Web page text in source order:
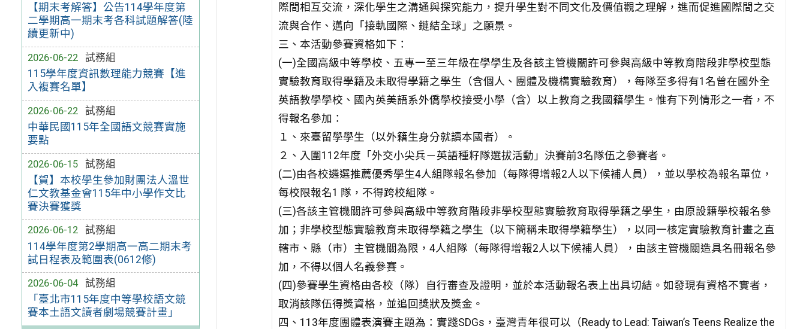
【期末考解答】公告114學年度第
二學期高一期末考各科試題解答(陸
續更新中)
2026-06-22
試務組
115學年度資訊數理能力競賽【進
入複賽名單】
2026-06-22
試務組
中華民國115年全國語文競賽實施
要點
2026-06-15
試務組
【賀】本校學生參加財團法人溫世
仁文教基金會115年中小學作文比
賽決賽獲獎
2026-06-12
試務組
114學年度第2學期高一高二期末考
試日程表及範圍表(0612修)
2026-06-04
試務組
「臺北市115年度中等學校語文競
賽本土語文讀者劇場競賽計畫」
際間相互交流，深化學生之溝通與探究能力，提升學生對不同文化及價值觀之理解，進而促進國際間之交
流與合作、邁向「接軌國際、鏈結全球」之願景。
三、本活動參賽資格如下：
(一)全國高級中等學校、五專一至三年級在學學生及各該主管機關許可參與高級中等教育階段非學校型態
實驗教育取得學籍及未取得學籍之學生（含個人、團體及機構實驗教育），每隊至多得有1名曾在國外全
英語教學學校、國內英美語系外僑學校接受小學（含）以上教育之我國籍學生。惟有下列情形之一者，不
得報名參加：
１、來臺留學學生（以外籍生身分就讀本國者）。
２、入圍112年度「外交小尖兵－英語種籽隊選拔活動」決賽前3名隊伍之參賽者。
(二)由各校遴選推薦優秀學生4人組隊報名參加（每隊得增報2人以下候補人員），並以學校為報名單位，
每校限報名1 隊，不得跨校組隊。
(三)各該主管機關許可參與高級中等教育階段非學校型態實驗教育取得學籍之學生，由原設籍學校報名參
加；非學校型態實驗教育未取得學籍之學生（以下簡稱未取得學籍學生），以同一核定實驗教育計畫之直
轄市、縣（市）主管機關為限，4人組隊（每隊得增報2人以下候補人員），由該主管機關造具名冊報名參
加，不得以個人名義參賽。
(四)參賽學生資格由各校（隊）自行審查及證明，並於本活動報名表上出具切結。如發現有資格不實者，
取消該隊伍得獎資格，並追回獎狀及獎金。
四、113年度團體表演賽主題為：實踐SDGs，臺灣青年很可以（Ready to Lead: Taiwan’s Teens Realize the